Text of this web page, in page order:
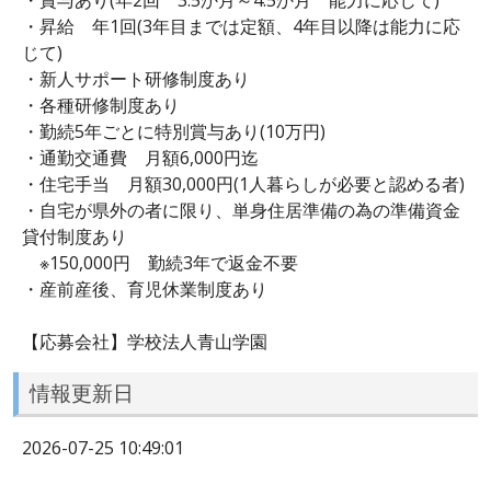
・昇給 年1回(3年目までは定額、4年目以降は能力に応
じて)
・新人サポート研修制度あり
・各種研修制度あり
・勤続5年ごとに特別賞与あり(10万円)
・通勤交通費 月額6,000円迄
・住宅手当 月額30,000円(1人暮らしが必要と認める者)
・自宅が県外の者に限り、単身住居準備の為の準備資金
貸付制度あり
※150,000円 勤続3年で返金不要
・産前産後、育児休業制度あり
【応募会社】学校法人青山学園
情報更新日
2026-07-25 10:49:01